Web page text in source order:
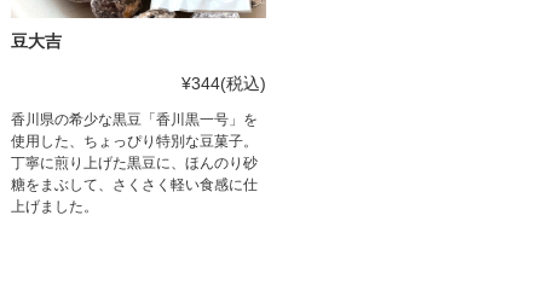
豆大吉
¥344(税込)
香川県の希少な黒豆「香川黒一号」を
使用した、ちょっぴり特別な豆菓子。
丁寧に煎り上げた黒豆に、ほんのり砂
糖をまぶして、さくさく軽い食感に仕
上げました。